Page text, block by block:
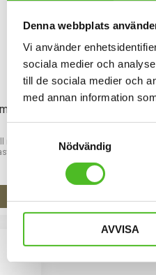
Denna webbplats
Vi använder
sociala medier och
till de sociala medier och
med annan information
Nödvändig
AVVISA
med
på
i
vara
i
Lägg till i favoriter
laminerad för att vara